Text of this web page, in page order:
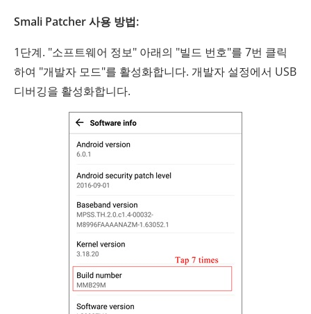
Smali Patcher 사용 방법:
1단계. "소프트웨어 정보" 아래의 "빌드 번호"를 7번 클릭
하여 "개발자 모드"를 활성화합니다. 개발자 설정에서 USB
디버깅을 활성화합니다.